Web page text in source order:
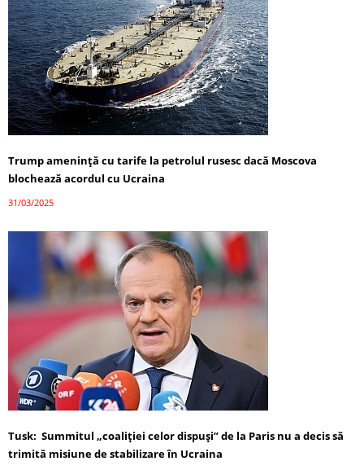
Trump amenință cu tarife la petrolul rusesc dacă Moscova
blochează acordul cu Ucraina
31/03/2025
Tusk: Summitul „coaliției celor dispuși” de la Paris nu a decis să
trimită misiune de stabilizare în Ucraina